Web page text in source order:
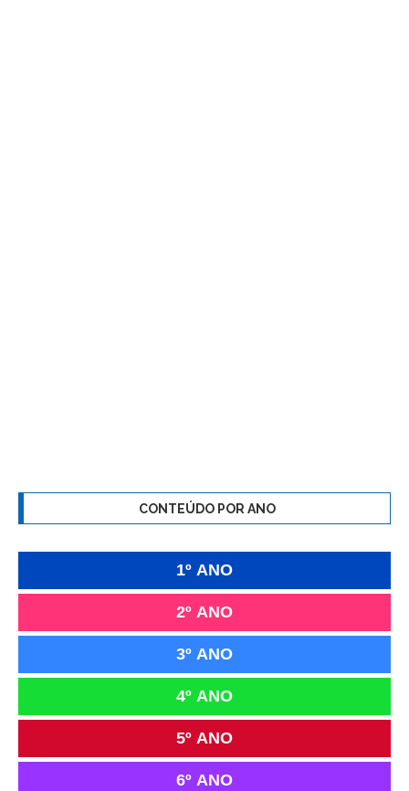
CONTEÚDO POR ANO
1º ANO
2º ANO
3º ANO
4º ANO
5º ANO
6º ANO